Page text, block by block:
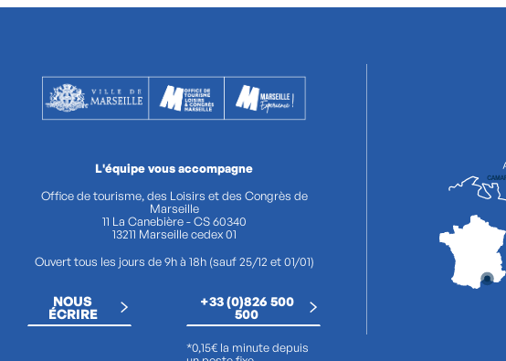
L'équipe vous accompagne
Office de tourisme, des Loisirs et des Congrès de
Marseille
11 La Canebière - CS 60340
13211 Marseille cedex 01
Ouvert tous les jours de 9h à 18h (sauf 25/12 et 01/01)
NOUS
ÉCRIRE
+33 (0)826 500
500
*0,15€ la minute depuis